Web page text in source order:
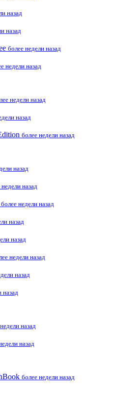
назад
назад
более недели назад
недели назад
недели назад
назад
более недели назад
назад
недели назад
более недели назад
назад
назад
недели назад
назад
назад
назад
назад
более недели назад